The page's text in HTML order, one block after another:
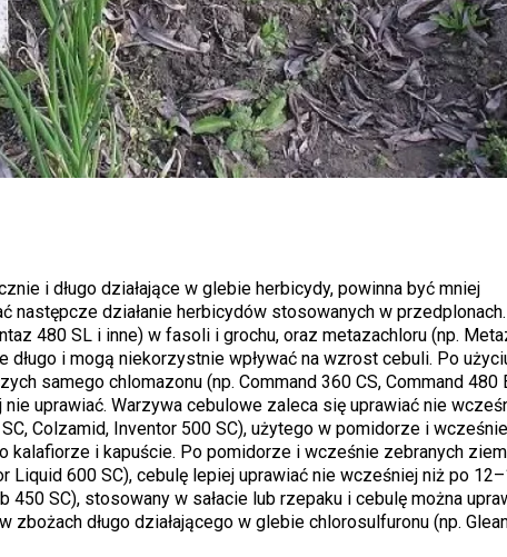
i długo działające w glebie herbicydy, powinna być mniej
działanie herbicydów stosowanych w
480 SL i inne) w fasoli i grochu, oraz metazachloru (np.
długo i mogą niekorzystnie wpływać na wzrost cebuli. Po
samego chlomazonu (np. Command 360 CS, Command 480
uprawiać. Warzywa cebulowe zaleca się uprawiać nie
Colzamid, Inventor 500 SC), użytego w pomidorze i
kalafiorze i kapuście. Po pomidorze i wcześnie zebranych
Liquid 600 SC), cebulę lepiej uprawiać nie wcześniej niż po
SC), stosowany w sałacie lub rzepaku i cebulę można
długo działającego w glebie chlorosulfuronu (np.